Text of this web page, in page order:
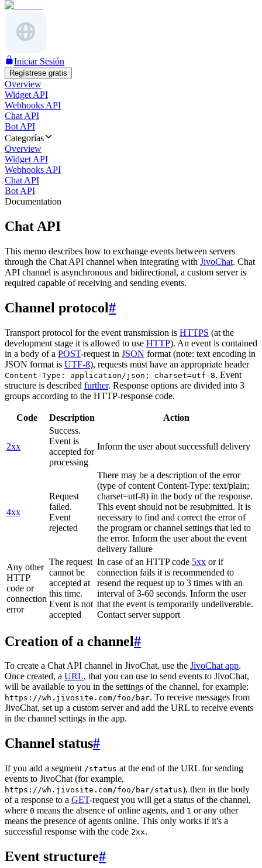
Iniciar Sesión
Regístrese gratis
Overview
Widget API
Webhooks API
Chat API
Bot API
Categorías
Overview
Widget API
Webhooks API
Chat API
Bot API
Documentation
Chat API
This memo describes how to exchange events between servers
through the Chat API channel when integrating with JivoChat. Chat
API channel is asynchronous and bidirectional, a custom server is
required capable of receiving and sending events.
Channel protocol#
Transport protocol for the event transmission is HTTPS (at the
development stage it is allowed to use HTTP). An event is contained
in a body of a POST-request in JSON format (note: text encoding in
JSON format is UTF-8), requests must have an appropriate header
Content-Type: application/json; charset=utf-8. Event
structure is described further. Response options are divided into 3
groups according to the HTTP-response code.
Code Description Action
2xx
Success.
Event is
accepted for
processing
Inform the user about successfull delivery
4xx
Request
failed.
Event
rejected
There may be a description of the error
(type of content Content-Type: text/plain;
charset=utf-8) in the body of the response.
This event should not be resubmitted. It is
necessary to find and correct the error of
the program or channel settings that led to
the error. Inform the user about the event
delivery failure
Any other
HTTP
code or
connection
error
The request
cannot be
accepted at
this time.
Event is not
accepted
In case of an HTTP code 5xx or if
connection fails it is recommended to
resend the request up to 3 times with an
interval of 3-60 seconds. Inform the user
that the event is temporarily undeliverable.
Contact server support
Creation of a channel#
To create a Chat API channel in JivoChat, use the JivoChat app.
Once created, a URL, that you can use to send events to JivoChat,
will be available to you in the settings of the channel, for example:
https://wh.jivosite.com/foo/bar. To receive messages from
JivoChat, set up a custom server and add the URL to receive events
in the channel settings in the app.
Channel status#
If you add a segment /status at the end of the URL for sending
events to JivoChat (for example,
https://wh.jivosite.com/foo/bar/status), then in the body
of a response to a GET-request you will get a status of the channel,
where 0 means the absence of online agents, and 1 or any other
means the presence of agents online. This only works if it's a
successful response with the code 2xx.
Event structure#